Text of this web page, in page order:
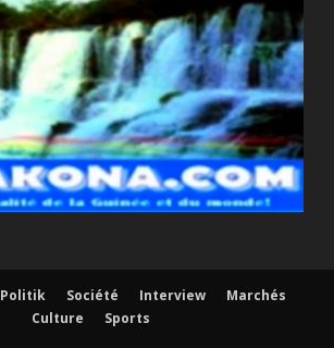
Politik Société Interview
Marchés
Culture
Sports